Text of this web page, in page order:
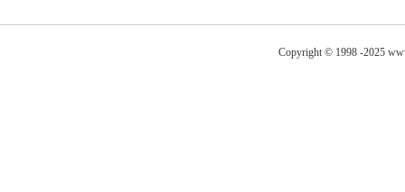
Copyright © 1998 -2025